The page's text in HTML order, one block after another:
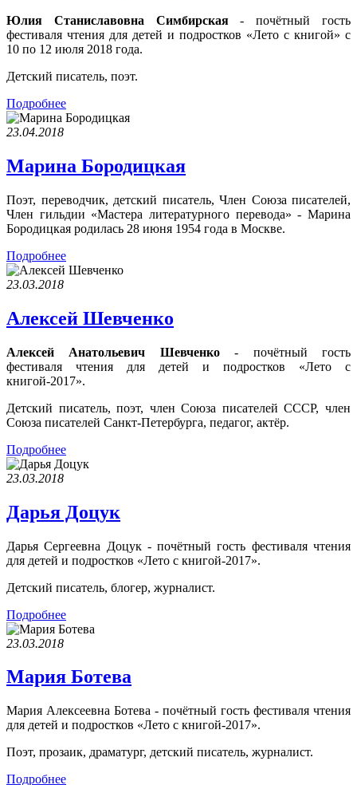
Юлия Станиславовна Симбирская- почётный гость
фестиваля чтения для детей и подростков «Лето с книгой» с
10 по 12 июля 2018 года.
Детский писатель, поэт.
Подробнее
23.04.2018
Марина Бородицкая
Поэт, переводчик, детский писатель, Член Союза писателей,
Член гильдии «Мастера литературного перевода» - Марина
Бородицкая родилась 28 июня 1954 года в Москве.
Подробнее
23.03.2018
Алексей Шевченко
Алексей Анатольевич Шевченко- почётный гость
фестиваля чтения для детей и подростков «Лето с
книгой-2017».
Детский писатель, поэт, член Союза писателей СССР, член
Союза писателей Санкт-Петербурга, педагог, актёр.
Подробнее
23.03.2018
Дарья Доцук
Дарья Сергеевна Доцук - почётный гость фестиваля чтения
для детей и подростков «Лето с книгой-2017».
Детский писатель, блогер, журналист.
Подробнее
23.03.2018
Мария Ботева
Мария Алексеевна Ботева - почётный гость фестиваля чтения
для детей и подростков «Лето с книгой-2017».
Поэт, прозаик, драматург, детский писатель, журналист.
Подробнее